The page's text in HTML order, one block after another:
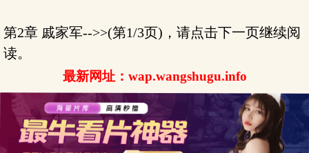
第2章 戚家军-->>(第1/3页)，请点击下一页继续阅
读。
最新网址：wap.wangshugu.info